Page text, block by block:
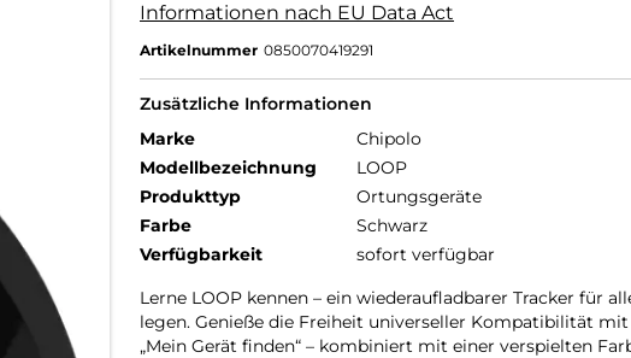
Informationen nach EU Data Act
Artikelnummer 0850070419291
Zusätzliche Informationen
Marke
Chipolo
Modellbezeichnung
LOOP
Produkttyp
Ortungsgeräte
Farbe
Schwarz
Verfügbarkeit
sofort verfügbar
Lerne LOOP kennen – ein wiederaufladbarer Tracker für
legen. Genieße die Freiheit universeller Kompatibilität mit
„Mein Gerät finden“ – kombiniert mit einer verspielten